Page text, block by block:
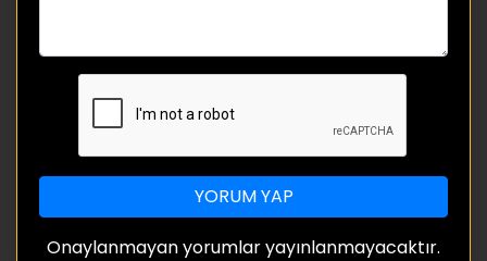
YORUM YAP
Onaylanmayan yorumlar yayınlanmayacaktır.